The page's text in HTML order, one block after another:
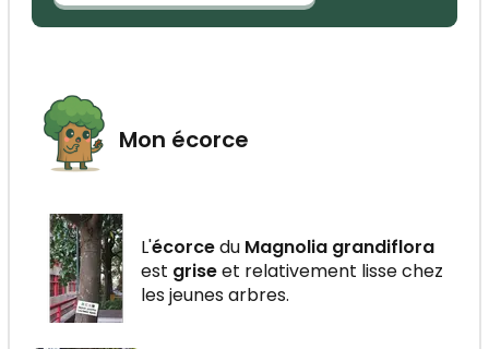
Mon écorce
L'écorcedu Magnolia grandiflora
est griseet relativement lisse chez
les jeunes arbres.